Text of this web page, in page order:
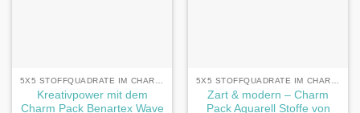
5X5 STOFFQUADRATE IM CHARM PACK® FORMAT
Kreativpower mit dem
Charm Pack Benartex Wave
5X5 STOFFQUADRATE IM CHARM PACK® FORMAT
Zart & modern – Charm
Pack Aquarell Stoffe von